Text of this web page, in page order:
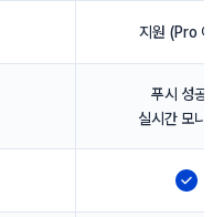
지원 (Pro
푸시 성공
실시간 모니
지